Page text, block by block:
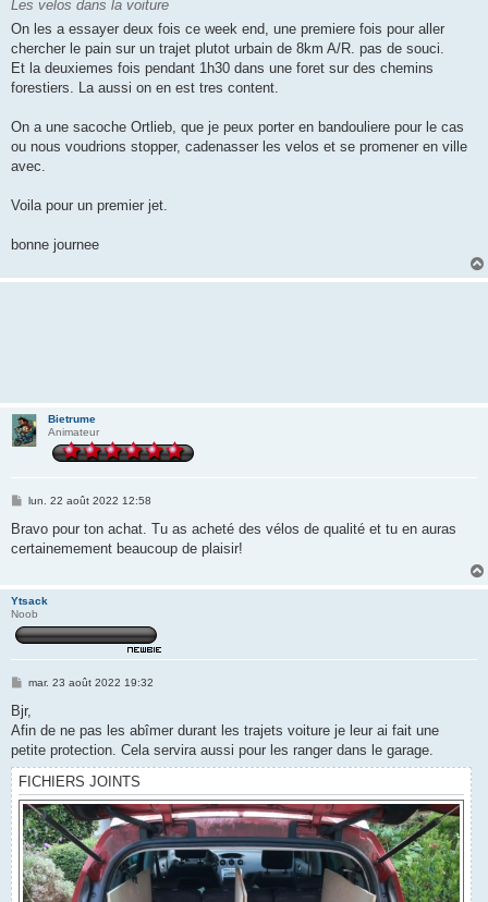
Les velos dans la voiture
On les a essayer deux fois ce week end, une premiere fois pour aller
chercher le pain sur un trajet plutot urbain de 8km A/R. pas de souci.
Et la deuxiemes fois pendant 1h30 dans une foret sur des chemins
forestiers. La aussi on en est tres content.
On a une sacoche Ortlieb, que je peux porter en bandouliere pour le cas
ou nous voudrions stopper, cadenasser les velos et se promener en ville
avec.
Voila pour un premier jet.
bonne journee
Bietrume
Animateur
M
s
a
lun. 22 août 2022 12:58
Bravo pour ton achat. Tu as acheté des vélos de qualité et tu en auras
certainemement beaucoup de plaisir!
Ytsack
Noob
M
s
s
a
g
mar. 23 août 2022 19:32
Bjr,
Afin de ne pas les abîmer durant les trajets voiture je leur ai fait une
petite protection. Cela servira aussi pour les ranger dans le garage.
FICHIERS JOINTS